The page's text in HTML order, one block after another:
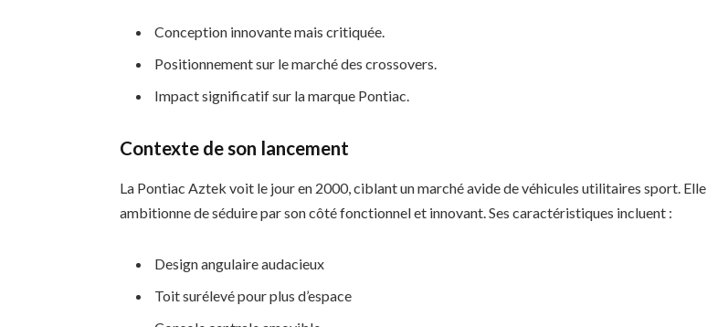
Conception innovante mais critiquée.
Positionnement sur le marché des crossovers.
Impact significatif sur la marque Pontiac.
Contexte de son lancement
La Pontiac Aztek voit le jour en 2000, ciblant un marché avide de véhicules utilitaires sport. Elle
ambitionne de séduire par son côté fonctionnel et innovant. Ses caractéristiques incluent :
Design angulaire audacieux
Toit surélevé pour plus d’espace